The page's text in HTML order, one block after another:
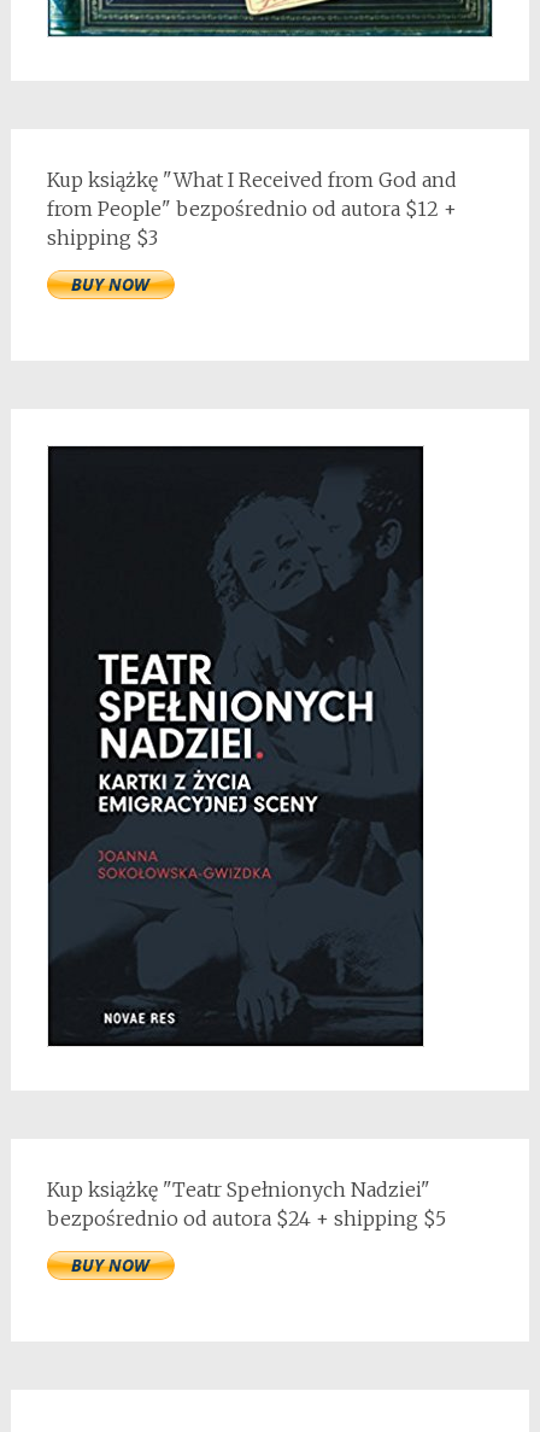
Kup książkę "What I Received from God and
from People" bezpośrednio od autora $12 +
shipping $3
Kup książkę "Teatr Spełnionych Nadziei"
bezpośrednio od autora $24 + shipping $5